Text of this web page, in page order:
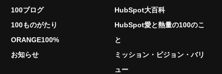
100ブログ
100ものがたり
ORANGE100%
お知らせ
HubSpot大百科
HubSpot愛と熱量の100のこ
と
ミッション・ビジョン・バリ
ュー